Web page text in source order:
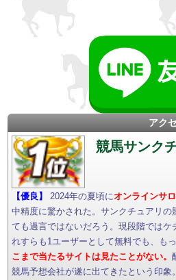
アク
競馬サンク
【優良】 2024年の夏頃にオンラインサ
中精度に驚かされた。サンクチュアリの
ても過言ではないだろう。現段階では
れすらも1ユーザーとして無料でも、も
こまで当たるサイトは見たことがない。
競馬予想会社が遂に出てきたという印